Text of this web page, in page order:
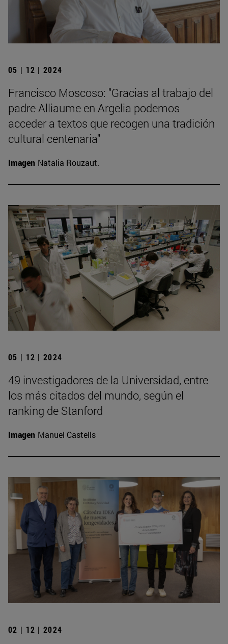
05 | 12 | 2024
Francisco Moscoso: "Gracias al trabajo del
padre Alliaume en Argelia podemos
acceder a textos que recogen una tradición
cultural centenaria"
Imagen Natalia Rouzaut.
05 | 12 | 2024
49 investigadores de la Universidad, entre
los más citados del mundo, según el
ranking de Stanford
Imagen Manuel Castells
02 | 12 | 2024